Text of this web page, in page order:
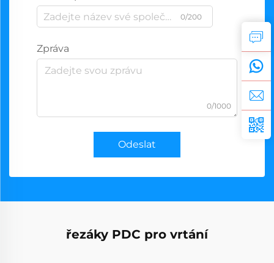
0/200
Zpráva
0/1000
Odeslat
řezáky PDC pro vrtání